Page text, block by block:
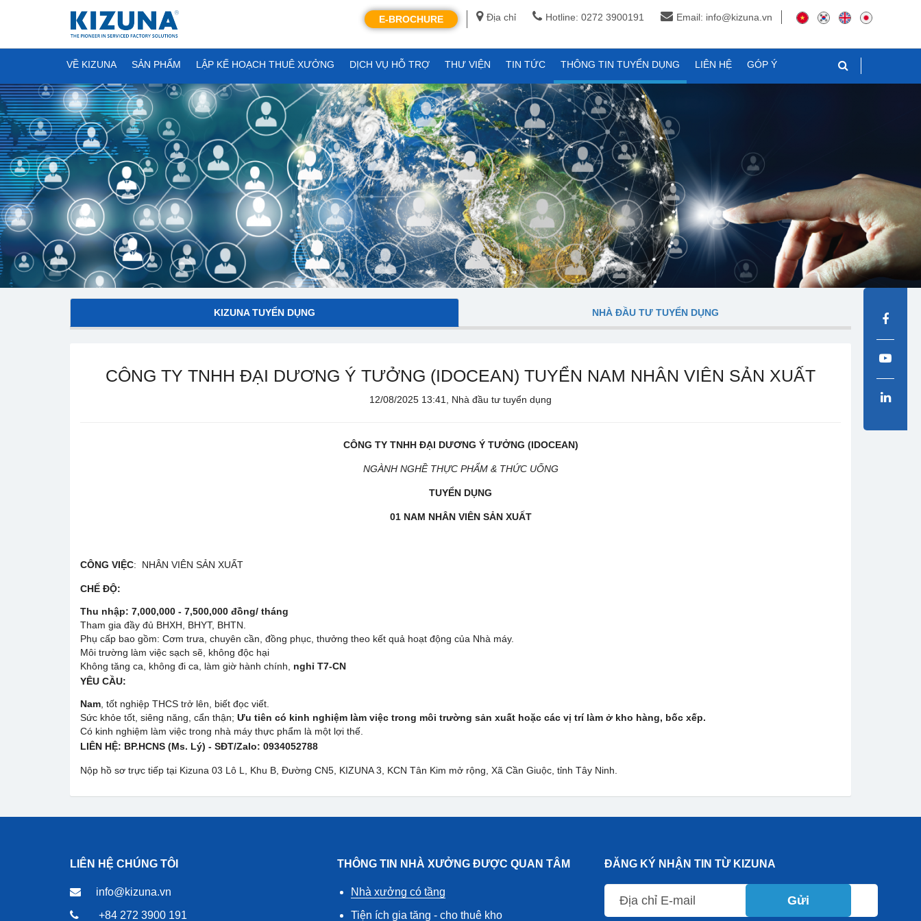
Địa chỉ Hotline: 0272 3900191 Email: info@kizuna.vn
E-BROCHURE
VỀ KIZUNA SẢN PHẨM LẬP KẾ HOẠCH THUÊ XƯỞNG DỊCH VỤ HỖ TRỢ THƯ VIỆN TIN TỨC THÔNG TIN TUYỂN DỤNG LIÊN HỆ GÓP Ý
KIZUNA TUYỂN DỤNG NHÀ ĐẦU TƯ TUYỂN DỤNG
CÔNG TY TNHH ĐẠI DƯƠNG Ý TƯỞNG (IDOCEAN) TUYỂN NAM NHÂN VIÊN SẢN XUẤT
12/08/2025 13:41, Nhà đầu tư tuyển dụng
CÔNG TY TNHH ĐẠI DƯƠNG Ý TƯỞNG (IDOCEAN)
NGÀNH NGHỀ THỰC PHẨM & THỨC UỐNG
TUYỂN DỤNG
01 NAM NHÂN VIÊN SẢN XUẤT
CÔNG VIỆC: NHÂN VIÊN SẢN XUẤT
CHẾ ĐỘ:
Thu nhập: 7,000,000 - 7,500,000 đồng/ tháng
Tham gia đầy đủ BHXH, BHYT, BHTN.
Phụ cấp bao gồm: Cơm trưa, chuyên cần, đồng phục, thưởng theo kết quả hoạt động của Nhà máy.
Môi trường làm việc sạch sẽ, không độc hại
Không tăng ca, không đi ca, làm giờ hành chính, nghỉ T7-CN
YÊU CẦU:
Nam , tốt nghiệp THCS trở lên, biết đọc viết.
Sức khỏe tốt, siêng năng, cẩn thận; Ưu tiên có kinh nghiệm làm việc trong môi trường sản xuất hoặc các vị trí làm ở kho hàng, bốc xếp.
Có kinh nghiệm làm việc trong nhà máy thực phẩm là một lợi thế.
LIÊN HỆ: BP.HCNS (Ms. Lý) - SĐT/Zalo: 0934052788
Nộp hồ sơ trực tiếp tại Kizuna 03 Lô L, Khu B, Đường CN5, KIZUNA 3, KCN Tân Kim mở rộng, Xã Cần Giuộc, tỉnh Tây Ninh.
LIÊN HỆ CHÚNG TÔI
info@kizuna.vn
+84 272 3900 191
THÔNG TIN NHÀ XƯỞNG ĐƯỢC QUAN TÂM
Nhà xưởng có tầng
Tiện ích gia tăng - cho thuê kho
ĐĂNG KÝ NHẬN TIN TỪ KIZUNA
Gửi